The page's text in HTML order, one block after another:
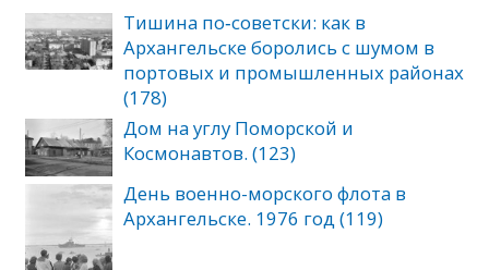
Тишина по‑советски: как в
Архангельске боролись с шумом в
портовых и промышленных районах
(178)
Дом на углу Поморской и
Космонавтов. (123)
День военно-морского флота в
Архангельске. 1976 год (119)